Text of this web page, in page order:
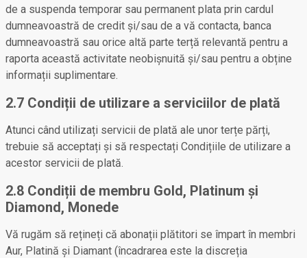
de a suspenda temporar sau permanent plata prin cardul
dumneavoastră de credit și/sau de a vă contacta, banca
dumneavoastră sau orice altă parte terță relevantă pentru a
raporta această activitate neobișnuită și/sau pentru a obține
informații suplimentare.
2.7 Condiții de utilizare a serviciilor de plată
Atunci când utilizați servicii de plată ale unor terțe părți,
trebuie să acceptați și să respectați Condițiile de utilizare a
acestor servicii de plată.
2.8 Condiții de membru Gold, Platinum și
Diamond, Monede
Vă rugăm să rețineți că abonații plătitori se împart în membri
Aur, Platină și Diamant (încadrarea este la discreția